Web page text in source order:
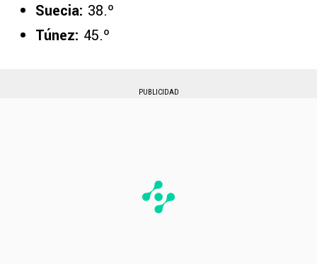
Suecia: 38.º
Túnez: 45.º
PUBLICIDAD